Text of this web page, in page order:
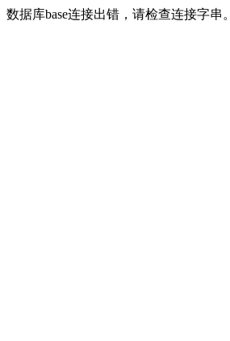
数据库base连接出错，请检查连接字串。